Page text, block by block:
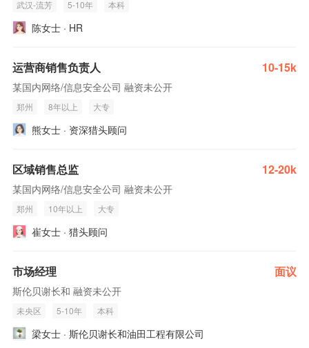
武汉-流芳 5-10年 本科
陈女士 · HR
运营商销售负责人 10-15k
某国内网络/信息安全公司 融资未公开
郑州 8年以上 大专
熊女士 · 资深猎头顾问
区域销售总监 12-20k
某国内网络/信息安全公司 融资未公开
郑州 10年以上 大专
崔女士 · 猎头顾问
市场经理 面议
斯伦贝谢长和 融资未公开
未央区 5-10年 本科
梁女士 · 斯伦贝谢长和油田工程有限公司